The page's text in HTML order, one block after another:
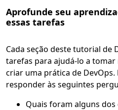
Aprofunde seu
essas tarefas
Cada seção deste tutorial de
tarefas para ajudá-lo a
criar uma prática de
responder às seguintes
Quais foram alguns